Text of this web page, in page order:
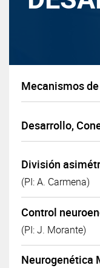
Mecanismos
Desarrollo,
División
(PI: A. Carmena)
Control
(PI: J. Morante)
Neurogenética